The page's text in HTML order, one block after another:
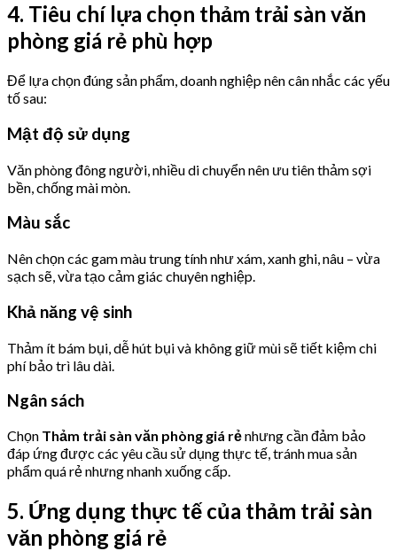
4. Tiêu chí lựa chọn thảm trải sàn văn
phòng giá rẻ phù hợp
Để lựa chọn đúng sản phẩm, doanh nghiệp nên cân nhắc các yếu
tố sau:
Mật độ sử dụng
Văn phòng đông người, nhiều di chuyển nên ưu tiên thảm sợi
bền, chống mài mòn.
Màu sắc
Nên chọn các gam màu trung tính như xám, xanh ghi, nâu – vừa
sạch sẽ, vừa tạo cảm giác chuyên nghiệp.
Khả năng vệ sinh
Thảm ít bám bụi, dễ hút bụi và không giữ mùi sẽ tiết kiệm chi
phí bảo trì lâu dài.
Ngân sách
Chọn Thảm trải sàn văn phòng giá rẻnhưng cần đảm bảo
đáp ứng được các yêu cầu sử dụng thực tế, tránh mua sản
phẩm quá rẻ nhưng nhanh xuống cấp.
5. Ứng dụng thực tế của thảm trải sàn
văn phòng giá rẻ